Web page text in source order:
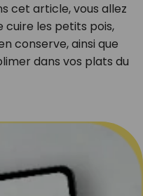
cet article, vous allez
les petits pois,
conserve, ainsi que
dans vos plats du